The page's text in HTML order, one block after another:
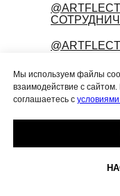
ИП МАКАРОВА
ОГРНИП
ОФЕРТА
Мы используем файлы
взаимодействие с
соглашаетесь с